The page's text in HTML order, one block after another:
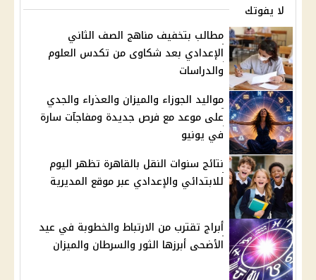
لا يفوتك
مطالب بتخفيف مناهج الصف الثاني
الإعدادي بعد شكاوى من تكدس العلوم
والدراسات
مواليد الجوزاء والميزان والعذراء والجدي
على موعد مع فرص جديدة ومفاجآت سارة
في يونيو
نتائج سنوات النقل بالقاهرة تظهر اليوم
للابتدائي والإعدادي عبر موقع المديرية
أبراج تقترب من الارتباط والخطوبة في عيد
الأضحى أبرزها الثور والسرطان والميزان